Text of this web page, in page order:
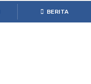
BERITA